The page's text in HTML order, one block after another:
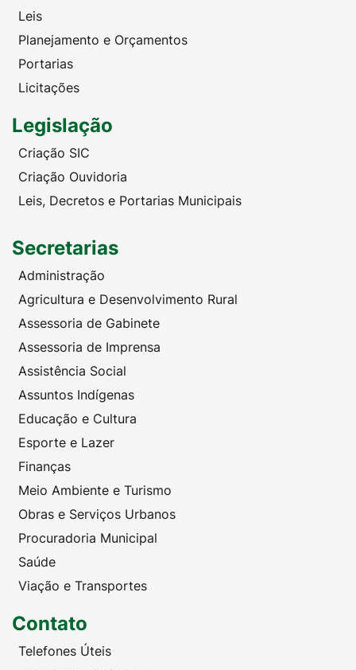
Leis
Planejamento e Orçamentos
Portarias
Licitações
Legislação
Criação SIC
Criação Ouvidoria
Leis, Decretos e Portarias Municipais
Secretarias
Administração
Agricultura e Desenvolvimento Rural
Assessoria de Gabinete
Assessoria de Imprensa
Assistência Social
Assuntos Indígenas
Educação e Cultura
Esporte e Lazer
Finanças
Meio Ambiente e Turismo
Obras e Serviços Urbanos
Procuradoria Municipal
Saúde
Viação e Transportes
Contato
Telefones Úteis